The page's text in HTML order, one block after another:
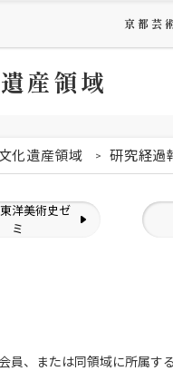
京都芸
産領域
化遺産領域 研究経過
洋美術史ゼ
ミ
員、または同領域に所属す